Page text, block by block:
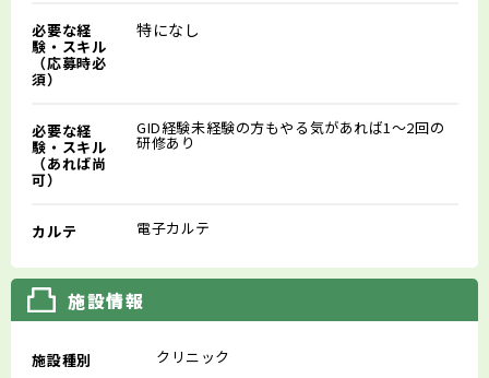
必要な経
験・スキル
（応募時必
須）
特になし
必要な経
験・スキル
（あれば尚
可）
GID経験未経験の方もやる気があれば1～2回の
研修あり
カルテ 電子カルテ
施設情報
施設種別 クリニック